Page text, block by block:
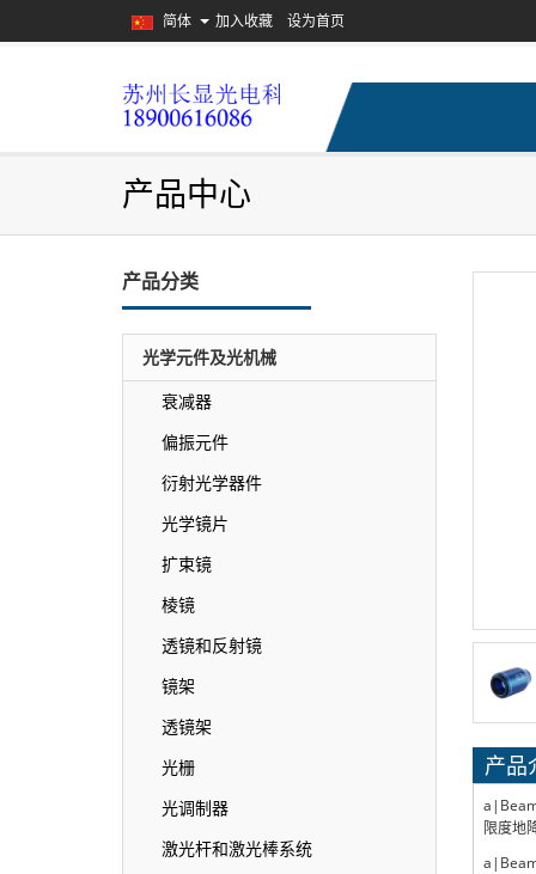
简体 加入收藏 设为首页
产品中心
产品分类
光学元件及光机械
衰减器
偏振元件
衍射光学器件
光学镜片
扩束镜
棱镜
透镜和反射镜
镜架
透镜架
光栅
光调制器
激光杆和激光棒系统
产品
限度地